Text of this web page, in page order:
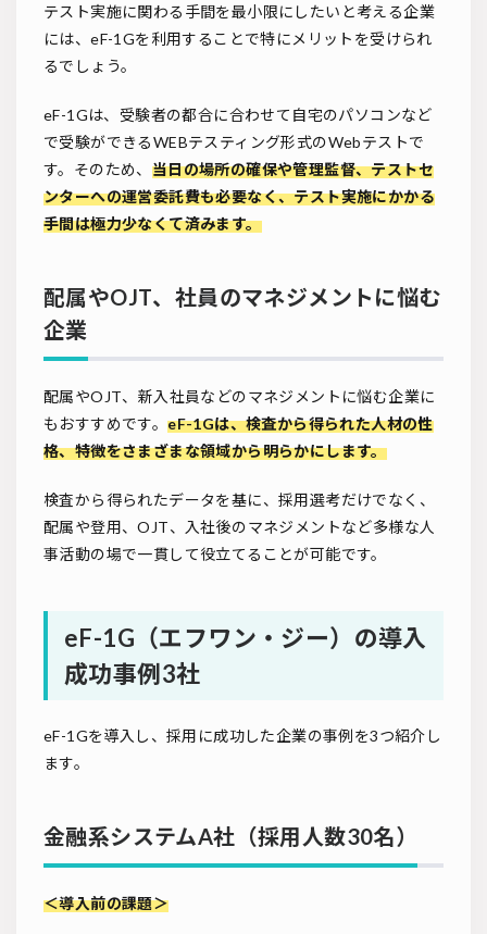
テスト実施に関わる手間を最小限にしたいと考える企業
には、eF-1Gを利用することで特にメリットを受けられ
るでしょう。
eF-1Gは、受験者の都合に合わせて自宅のパソコンなど
で受験ができるWEBテスティング形式のWebテストで
す。そのため、 当日の場所の確保や管理監督、テストセ
ンターへの運営委託費も必要なく、テスト実施にかかる
手間は極力少なくて済みます。
配属やOJT、社員のマネジメントに悩む
企業
配属やOJT、新入社員などのマネジメントに悩む企業に
もおすすめです。eF-1Gは、検査から得られた人材の性
格、特徴をさまざまな領域から明らかにします。
検査から得られたデータを基に、採用選考だけでなく、
配属や登用、OJT、入社後のマネジメントなど多様な人
事活動の場で一貫して役立てることが可能です。
eF-1G（エフワン・ジー）の導入
成功事例3社
eF-1Gを導入し、採用に成功した企業の事例を3つ紹介し
ます。
金融系システムA社（採用人数30名）
＜導入前の課題＞